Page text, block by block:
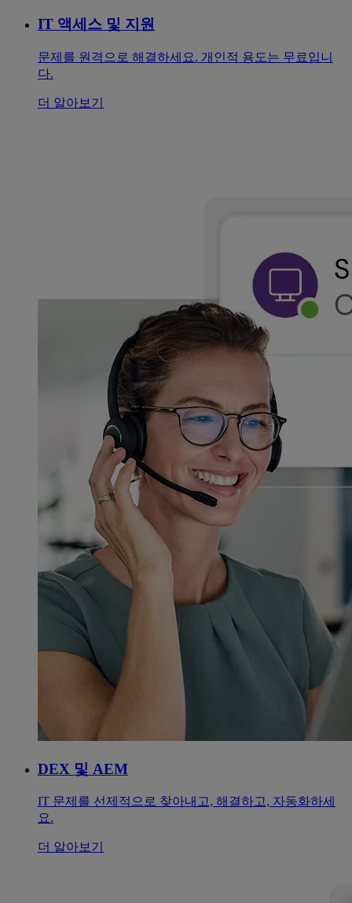
IT 액세스 및 지원
문제를 원격으로 해결하세요. 개인적 용도는 무료입니
다.
더 알아보기
DEX 및 AEM
IT 문제를 선제적으로 찾아내고, 해결하고, 자동화하세
요.
더 알아보기